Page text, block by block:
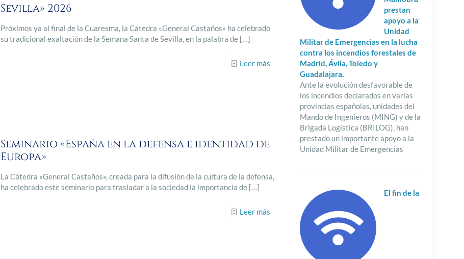
Sevilla» 2026
Próximos ya al final de la Cuaresma, la Cátedra «General Castaños» ha celebrado
su tradicional exaltación de la Semana Santa de Sevilla, en la palabra de […]
Leer más
Seminario «España en la defensa e identidad de
Europa»
La Cátedra «General Castaños», creada para la difusión de la cultura de la defensa,
ha celebrado este seminario para trasladar a la sociedad la importancia de […]
Leer más
prestan
apoyo a la
Unidad
Militar de Emergencias en la lucha
contra los incendios forestales de
Madrid, Ávila, Toledo y
Guadalajara.
Ante la evolución desfavorable de
los incendios declarados en varias
provincias españolas, unidades del
Mando de Ingenieros (MING) y de la
Brigada Logística (BRILOG), han
prestado un importante apoyo a la
Unidad Militar de Emergencias
El fin de la